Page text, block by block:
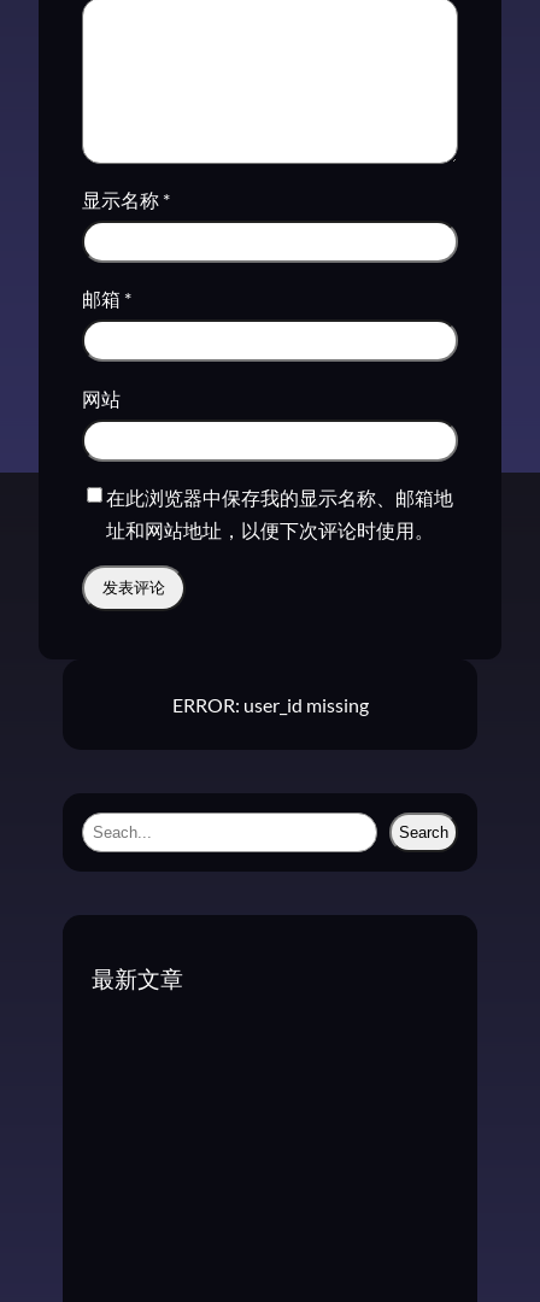
显示名称 *
邮箱 *
网站
在此浏览器中保存我的显示名称、邮箱地
址和网站地址，以便下次评论时使用。
ERROR: user_id missing
S
Search
最新文章